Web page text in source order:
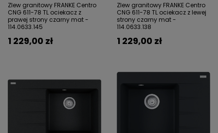
Zlew granitowy FRANKE Centro
CNG 611-78 TL ociekacz z
prawej strony czarny mat -
114.0633.145
1 229,00 zł
Zlew granitowy FRANKE Centro
CNG 611-78 TL ociekacz z lewej
strony czarny mat -
114.0633.138
1 229,00 zł